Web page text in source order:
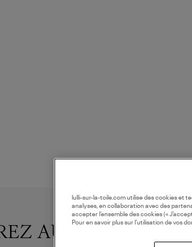
AUSSI
lulli-sur-la-toile.com utilise des cookies et
analyses, en collaboration avec des
accepter l’ensemble des cookies («
Pour en savoir plus sur l’utilisation de vos